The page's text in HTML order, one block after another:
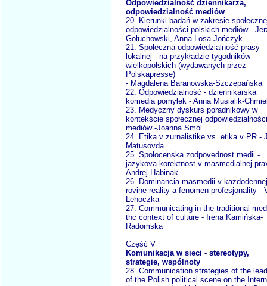
Odpowiedzialność dziennikarza,
odpowiedzialność mediów
20. Kierunki badań w zakresie
odpowiedzialności polskich mediów -
Gołuchowski, Anna Losa-Jończyk
21. Społeczna odpowiedzialność prasy
lokalnej - na przykładzie tygodników
wielkopolskich (wydawanych przez
Polskapresse)
- Magdalena Baranowska-Szczepańska
22. Odpowiedzialność - dziennikarska
komedia pomyłek - Anna Musialik-
23. Medyczny dyskurs poradnikowy w
kontekście społecznej odpowiedzialności
mediów -Joanna Smól
24. Etika v zurnalistike vs. etika v PR -
Matusovda
25. Spolocenska zodpovednost medii -
jazykova korektnost v masmcdialnej
Andrej Habinak
26. Dominancia masmedii v kazdodennej
rovine reality a fenomen profesjonality -
Lehoczka
27. Communicating in the traditional
thc context of culture - Irena Kamińska-
Radomska
Część V
Komunikacja w sieci - stereotypy,
strategie, wspólnoty
28. Communication strategies of the
of the Polish political scene on the